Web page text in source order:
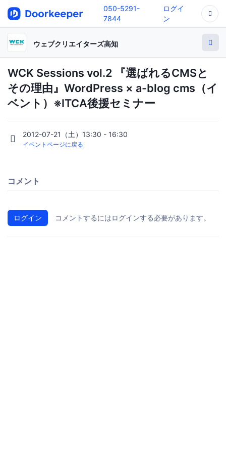
050-5291-
7844
ログイ
ン
ウェブクリエイターズ高知
WCK Sessions vol.2 『選ばれるCMSと
その理由』WordPress × a-blog cms（イ
ベント）※ITCA後援セミナー
2012-07-21（土）13:30 - 16:30
イベントページに戻る
コメント
ログイン コメントするにはログインする必要があります。